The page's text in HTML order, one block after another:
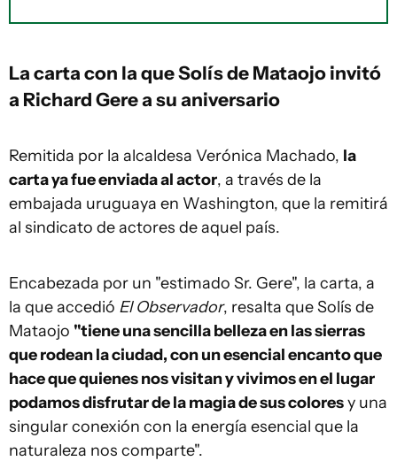
La carta con la que Solís de Mataojo invitó
a Richard Gere a su aniversario
Remitida por la alcaldesa Verónica Machado, la
carta ya fue enviada al actor, a través de la
embajada uruguaya en Washington, que la remitirá
al sindicato de actores de aquel país.
Encabezada por un "estimado Sr. Gere", la carta, a
la que accedió El Observador, resalta que Solís de
Mataojo "tiene una sencilla belleza en las sierras
que rodean la ciudad, con un esencial encanto que
hace que quienes nos visitan y vivimos en el lugar
podamos disfrutar de la magia de sus coloresy una
singular conexión con la energía esencial que la
naturaleza nos comparte".